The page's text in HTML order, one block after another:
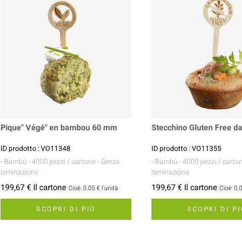
Pique" Végé" en bambou 60 mm
ID prodotto : VO11348
- Bambù- 4000 pezzi / cartone- Senza
laminazione
199,67 € Il cartone Cioè 0.05 € l'unità
SCOPRI DI PIÙ
Stecchino Gluten Free
ID prodotto : VO11355
- Bambù- 4000 pezzi /
laminazione
199,67 € Il cartone Cioè
SCOPRI DI